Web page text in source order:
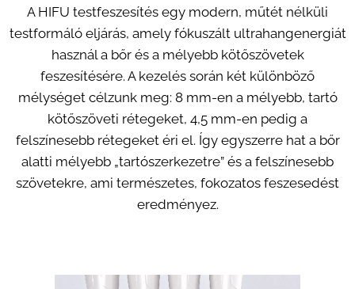
A HIFU testfeszesítés egy modern, műtét nélküli
testformáló eljárás, amely fókuszált ultrahangenergiát
használ a bőr és a mélyebb kötőszövetek
feszesítésére. A kezelés során két különböző
mélységet célzunk meg: 8 mm-en a mélyebb, tartó
kötőszöveti rétegeket, 4,5 mm-en pedig a
felszínesebb rétegeket éri el. Így egyszerre hat a bőr
alatti mélyebb „tartószerkezetre” és a felszínesebb
szövetekre, ami természetes, fokozatos feszesedést
eredményez.